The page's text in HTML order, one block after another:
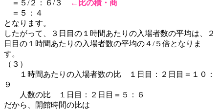
＝５/２：６/３
← 比の積・商
＝５：４
となります。
したがって、３日目の１時間あたりの入場者数の平均は、２
日目の１時間あたりの入場者数の平均の４/５倍となりま
す。
（３）
１時間あたりの入場者数の比 １日目：２日目＝１０：
９
人数の比 １日目：２日目＝５：６
だから、開館時間の比は